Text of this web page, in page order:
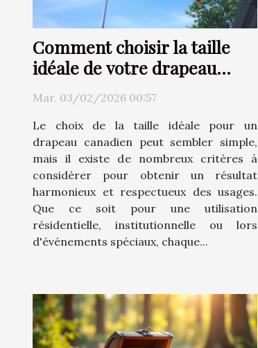
Comment choisir la taille
idéale de votre drapeau
canadien ?
Mar. 03/02/2026 00:57
Le choix de la taille idéale pour un
drapeau canadien peut sembler simple,
mais il existe de nombreux critères à
considérer pour obtenir un résultat
harmonieux et respectueux des usages.
Que ce soit pour une utilisation
résidentielle, institutionnelle ou lors
d'événements spéciaux, chaque...